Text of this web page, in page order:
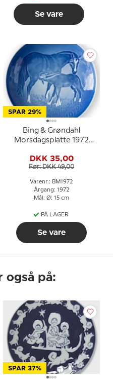
Se vare
SPAR 29%
Bing & Grøndahl
Morsdagsplatte 1972
DKK 35,00
Før: DKK 49,00
Varenr.: BM1972
Årgang: 1972
Mål: Ø: 15 cm
PÅ LAGER
Se vare
også på:
SPAR 37%